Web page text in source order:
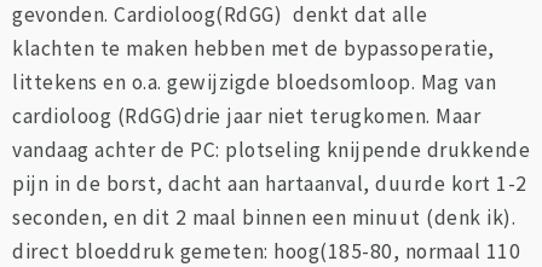
gevonden. Cardioloog(RdGG) denkt dat alle
klachten te maken hebben met de bypassoperatie,
littekens en o.a. gewijzigde bloedsomloop. Mag van
cardioloog (RdGG)drie jaar niet terugkomen. Maar
vandaag achter de PC: plotseling knijpende drukkende
pijn in de borst, dacht aan hartaanval, duurde kort 1-2
seconden, en dit 2 maal binnen een minuut (denk ik).
direct bloeddruk gemeten: hoog(185-80, normaal 110